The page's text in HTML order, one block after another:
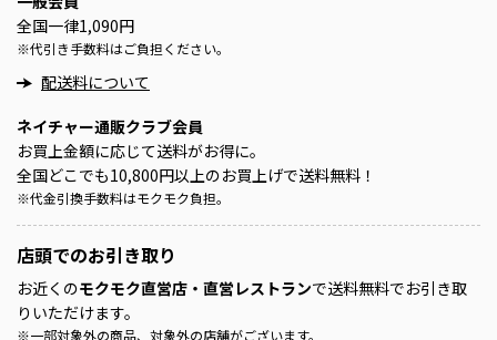
全国一律1,090円
※代引き手数料はご負担ください。
配送料について
ネイチャー通販クラブ会員
お買上金額に応じて送料がお得に。
全国どこでも10,800円以上のお買上げで送料無料！
※代金引換手数料はモクモク負担。
店頭でのお引き取り
お近くのモクモク直営店・直営レストランで送料無料でお引き取
りいただけます。
※一部対象外の商品、対象外の店舗がございます。